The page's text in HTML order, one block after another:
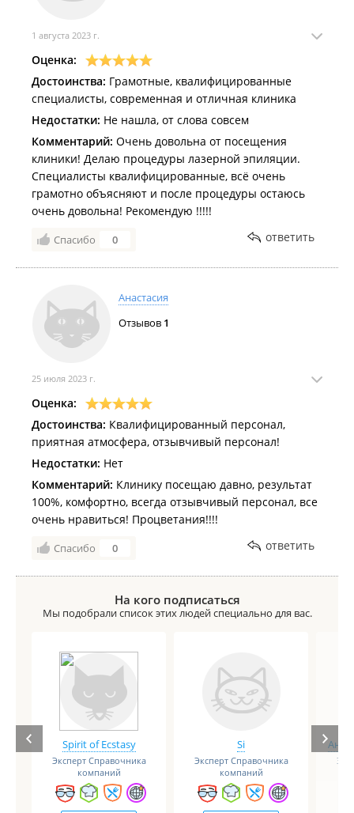
1 августа 2023 г.
Оценка:
Достоинства: Грамотные, квалифицированные
специалисты, современная и отличная клиника
Недостатки: Не нашла, от слова совсем
Комментарий: Очень довольна от посещения
клиники! Делаю процедуры лазерной эпиляции.
Специалисты квалифицированные, всё очень
грамотно объясняют и после процедуры остаюсь
очень довольна! Рекомендую !!!!!
Спасибо 0 ответить
Анастасия
Отзывов 1
25 июля 2023 г.
Оценка:
Достоинства: Квалифицированный персонал,
приятная атмосфера, отзывчивый персонал!
Недостатки: Нет
Комментарий: Клинику посещаю давно, результат
100%, комфортно, всегда отзывчивый персонал, все
очень нравиться! Процветания!!!!
Спасибо 0 ответить
На кого подписаться
Мы подобрали список этих людей специально для вас.
Spirit of Ecstasy
Эксперт Справочника
компаний
Si
Эксперт Справочника
компаний